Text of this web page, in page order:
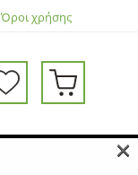
Όροι χρήσης
×